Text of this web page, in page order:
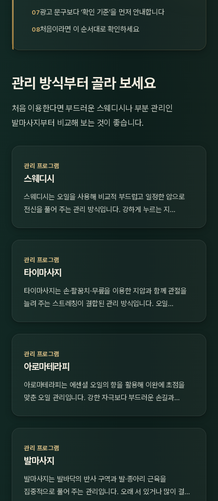
광고 문구보다 ‘확인 기준’을 먼저 안내합니다
처음이라면 이 순서대로 확인하세요
관리 방식부터 골라 보세요
처음 이용한다면 부드러운 스웨디시나 부분 관리인
발마사지부터 비교해 보는 것이 좋습니다.
관리 프로그램
스웨디시
스웨디시는 오일을 사용해 비교적 부드럽고 일정한 압으로
전신을 풀어 주는 관리 방식입니다. 강하게 누르는 지…
관리 프로그램
타이마사지
타이마사지는 손·팔꿈치·무릎을 이용한 지압과 함께 관절을
늘려 주는 스트레칭이 결합된 관리 방식입니다. 오일…
관리 프로그램
아로마테라피
아로마테라피는 에센셜 오일의 향을 활용해 이완에 초점을
맞춘 오일 관리입니다. 강한 자극보다 부드러운 손길과…
관리 프로그램
발마사지
발마사지는 발바닥의 반사 구역과 발·종아리 근육을
집중적으로 풀어 주는 관리입니다. 오래 서 있거나 많이 걸…